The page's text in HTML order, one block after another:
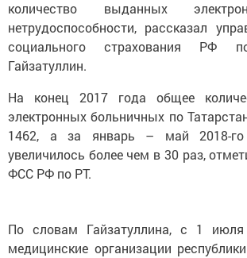
количество выданных
нетрудоспособности, рассказал
социального страхования РФ
Гайзатуллин.
На конец 2017 года общее
электронных больничных по
1462, а за январь – май 2018-го
увеличилось более чем в 30 раз,
ФСС РФ по РТ.
По словам Гайзатуллина, с 1
медицинские организации